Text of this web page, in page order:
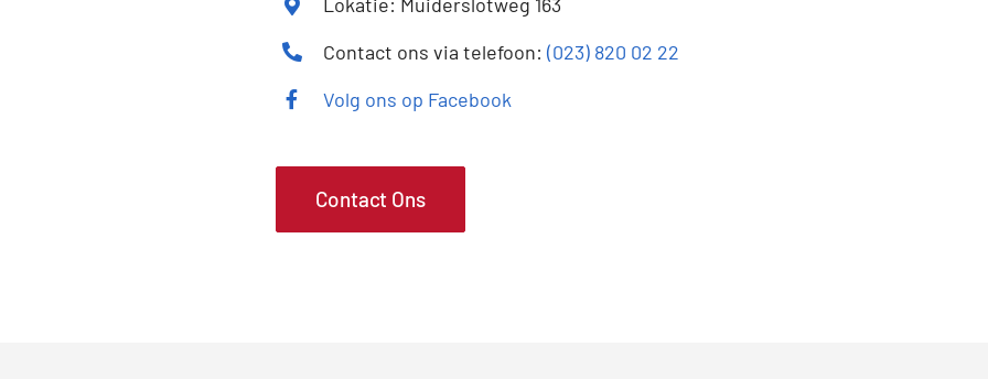
Lokatie: Muiderslotweg 163
Contact ons via telefoon: (023) 820 02 22
Volg ons op Facebook
Contact Ons